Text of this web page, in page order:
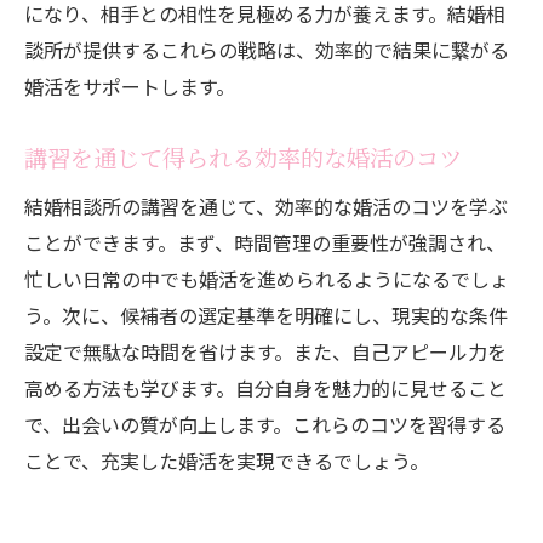
になり、相手との相性を見極める力が養えます。結婚相
談所が提供するこれらの戦略は、効率的で結果に繋がる
婚活をサポートします。
講習を通じて得られる効率的な婚活のコツ
結婚相談所の講習を通じて、効率的な婚活のコツを学ぶ
ことができます。まず、時間管理の重要性が強調され、
忙しい日常の中でも婚活を進められるようになるでしょ
う。次に、候補者の選定基準を明確にし、現実的な条件
設定で無駄な時間を省けます。また、自己アピール力を
高める方法も学びます。自分自身を魅力的に見せること
で、出会いの質が向上します。これらのコツを習得する
ことで、充実した婚活を実現できるでしょう。